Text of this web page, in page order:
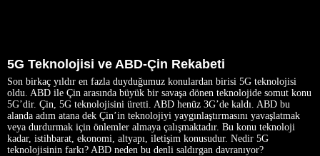
5G Teknolojisi ve ABD-Çin Rekabeti
Son birkaç yıldır en fazla duyduğumuz konulardan birisi 5G teknolojisi
oldu. ABD ile Çin arasında büyük bir savaşa dönen teknolojide somut konu
5G’dir. Çin, 5G teknolojisini üretti. ABD henüz 3G’de kaldı. ABD bu
alanda adım atana dek Çin’in teknolojiyi yaygınlaştırmasını yavaşlatmak
veya durdurmak için önlemler almaya çalışmaktadır. Bu konu teknoloji
kadar, istihbarat, ekonomi, altyapı, iletişim konusudur. Nedir 5G
teknolojisinin farkı? ABD neden bu denli saldırgan davranıyor?